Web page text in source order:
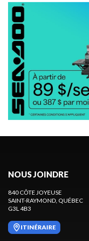
NOUS JOINDRE
840 CÔTE JOYEUSE
SAINT-RAYMOND , QUÉBEC
G3L 4B3
ITINÉRAIRE